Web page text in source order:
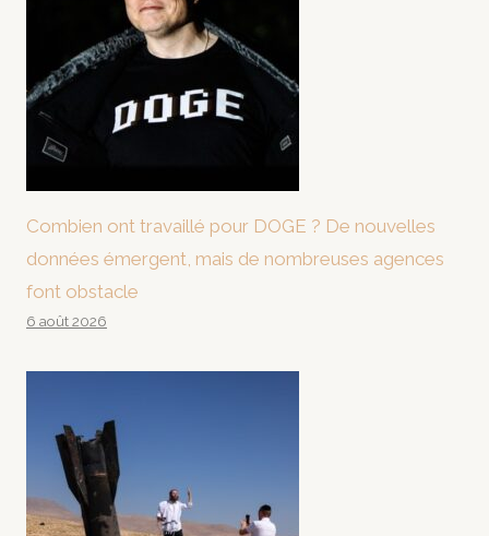
Combien ont travaillé pour DOGE ? De nouvelles
données émergent, mais de nombreuses agences
font obstacle
6 août 2026